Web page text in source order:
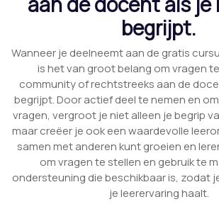
begrijpt.
Wanneer je deelneemt aan de gratis
is het van groot belang om vragen
community of rechtstreeks aan de
begrijpt. Door actief deel te nemen en
vragen, vergroot je niet alleen je begrip
maar creëer je ook een waardevolle
samen met anderen kunt groeien en
om vragen te stellen en gebruik te
ondersteuning die beschikbaar is, zodat
je leerervaring haalt.